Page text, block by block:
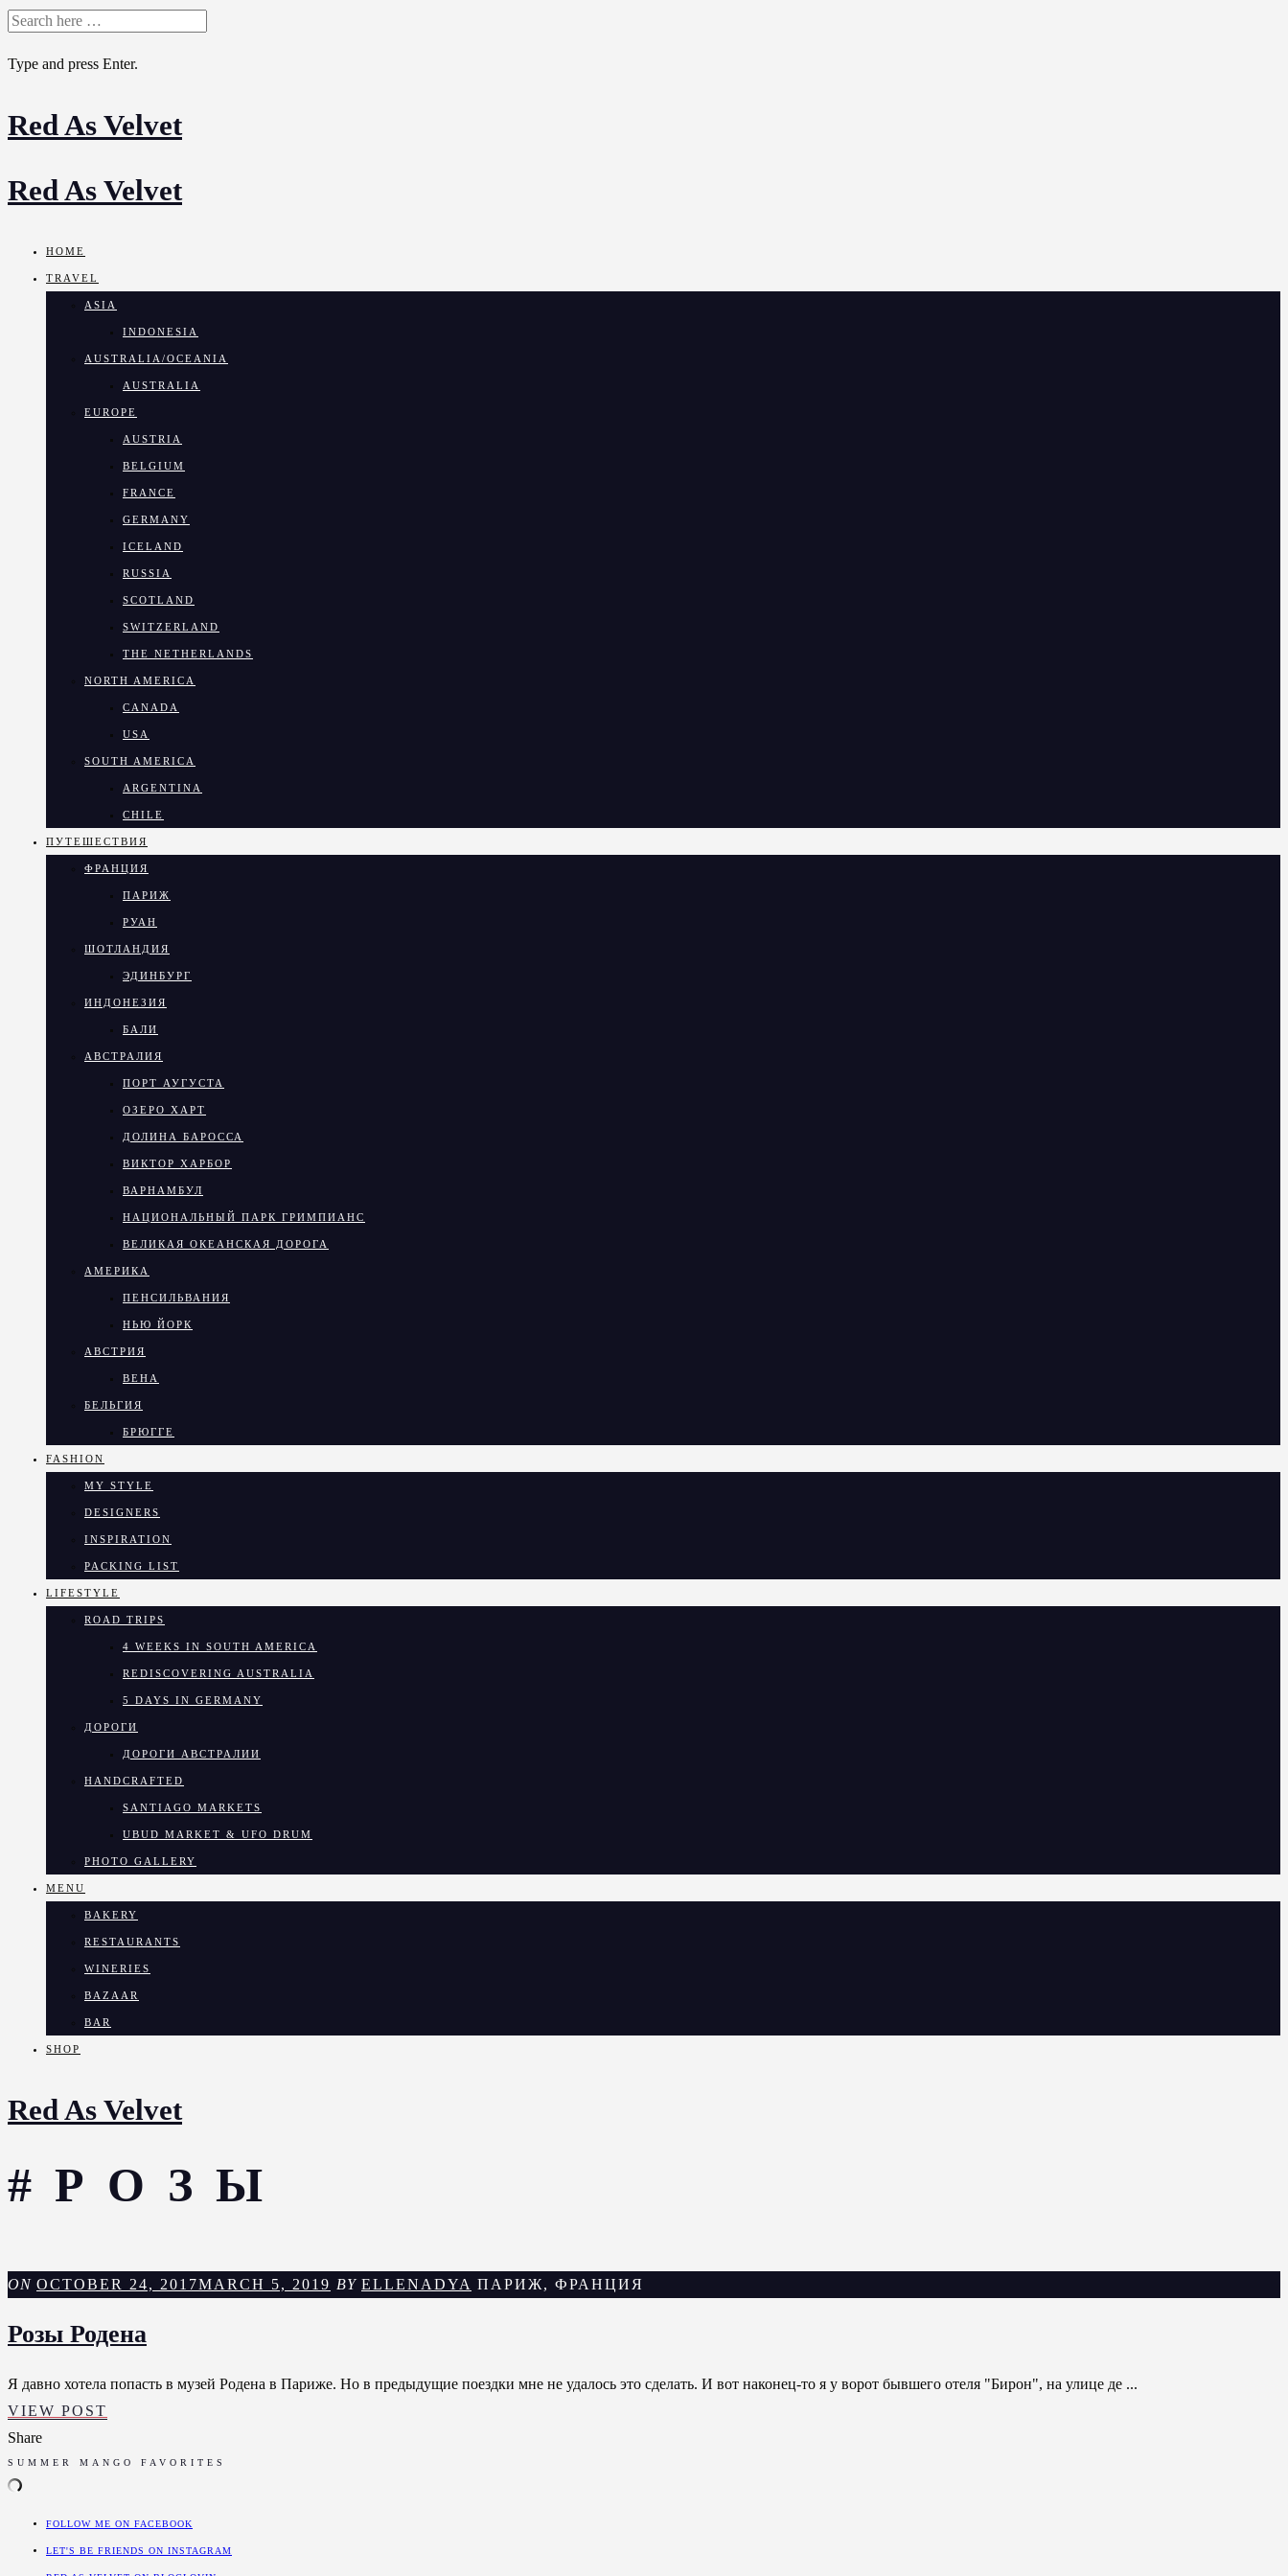
SEARCH
Type and press Enter.
Skip
Red As Velvet
Red As Velvet
HOME
TRAVEL
ASIA
INDONESIA
AUSTRALIA/OCEANIA
AUSTRALIA
EUROPE
AUSTRIA
BELGIUM
FRANCE
GERMANY
ICELAND
RUSSIA
SCOTLAND
SWITZERLAND
THE NETHERLANDS
NORTH AMERICA
CANADA
USA
SOUTH AMERICA
ARGENTINA
CHILE
ПУТЕШЕСТВИЯ
ФРАНЦИЯ
ПАРИЖ
РУАН
ШОТЛАНДИЯ
ЭДИНБУРГ
ИНДОНЕЗИЯ
БАЛИ
АВСТРАЛИЯ
ПОРТ АУГУСТА
ОЗЕРО ХАРТ
ДОЛИНА БАРОССА
ВИКТОР ХАРБОР
ВАРНАМБУЛ
НАЦИОНАЛЬНЫЙ ПАРК ГРИМПИАНС
ВЕЛИКАЯ ОКЕАНСКАЯ ДОРОГА
АМЕРИКА
ПЕНСИЛЬВАНИЯ
НЬЮ ЙОРК
АВСТРИЯ
ВЕНА
БЕЛЬГИЯ
БРЮГГЕ
FASHION
MY STYLE
DESIGNERS
INSPIRATION
PACKING LIST
LIFESTYLE
ROAD TRIPS
4 WEEKS IN SOUTH AMERICA
REDISCOVERING AUSTRALIA
5 DAYS IN GERMANY
ДОРОГИ
ДОРОГИ АВСТРАЛИИ
HANDCRAFTED
SANTIAGO MARKETS
UBUD MARKET & UFO DRUM
PHOTO GALLERY
MENU
BAKERY
RESTAURANTS
WINERIES
BAZAAR
BAR
SHOP
Red As Velvet
#РОЗЫ
ON OCTOBER 24, 2017MARCH 5, 2019 BY ELLENADYA ПАРИЖ, ФРАНЦИЯ
Розы Родена
Я давно хотела попасть в музей Родена в Париже. Но в предыдущие поездки мне не удалось это сделать. И вот наконец-то я у ворот бывшего отеля "Бирон", на улице де ...
VIEW POST
Share
SUMMER MANGO FAVORITES
FOLLOW ME ON FACEBOOK
LET'S BE FRIENDS ON INSTAGRAM